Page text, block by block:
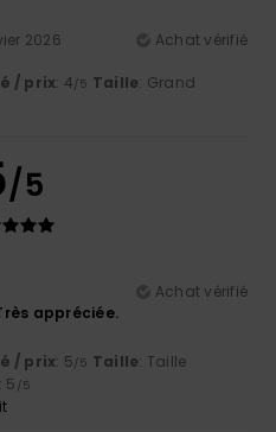
2026
Achat vérifié
/ prix: 4/5 Taille: Grand
/5
Achat vérifié
appréciée.
/ prix: 5/5 Taille: Taille
: 5 /5